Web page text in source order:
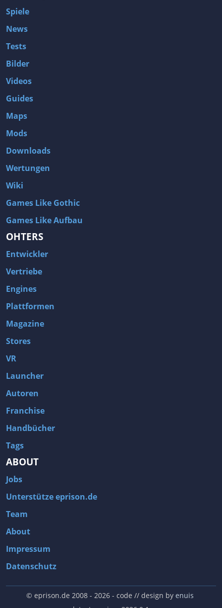
Spiele
News
Tests
Bilder
Videos
Guides
Maps
Mods
Downloads
Wertungen
Wiki
Games Like Gothic
Games Like Aufbau
OHTERS
Entwickler
Vertriebe
Engines
Plattformen
Magazine
Stores
VR
Launcher
Autoren
Franchise
Handbücher
Tags
ABOUT
Jobs
Unterstütze eprison.de
Team
About
Impressum
Datenschutz
© eprison.de 2008 - 2026- code // design by enuis